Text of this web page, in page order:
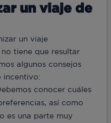
un viaje de
un viaje
tiene que resultar
algunos consejos
incentivo:
conocer cuáles
así como
es una parte muy